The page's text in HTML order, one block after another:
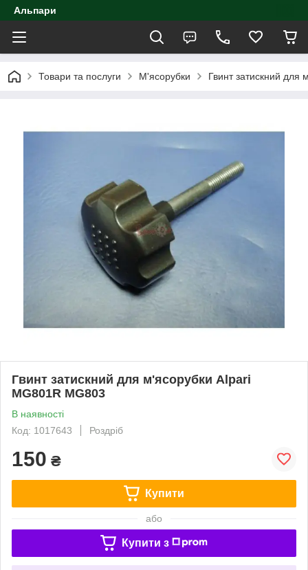
Альпари
Товари та послуги М'ясорубки Гвинт затискний для
Гвинт затискний для м'ясорубки Alpari
MG801R MG803
В наявності
Код: 1017643
Роздріб
150 ₴
Купити
або
Купити з